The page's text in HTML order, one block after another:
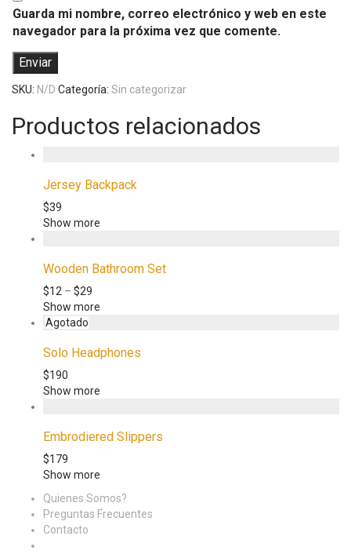
Guarda mi nombre, correo electrónico y web en este
navegador para la próxima vez que comente.
SKU: N/D Categoría: Sin categorizar
Productos relacionados
Jersey Backpack
$39
Show more
Wooden Bathroom Set
$12 – $29
Show more
Solo Headphones
$190
Show more
Embrodiered Slippers
$179
Show more
Quienes Somos?
Preguntas Frecuentes
Contacto